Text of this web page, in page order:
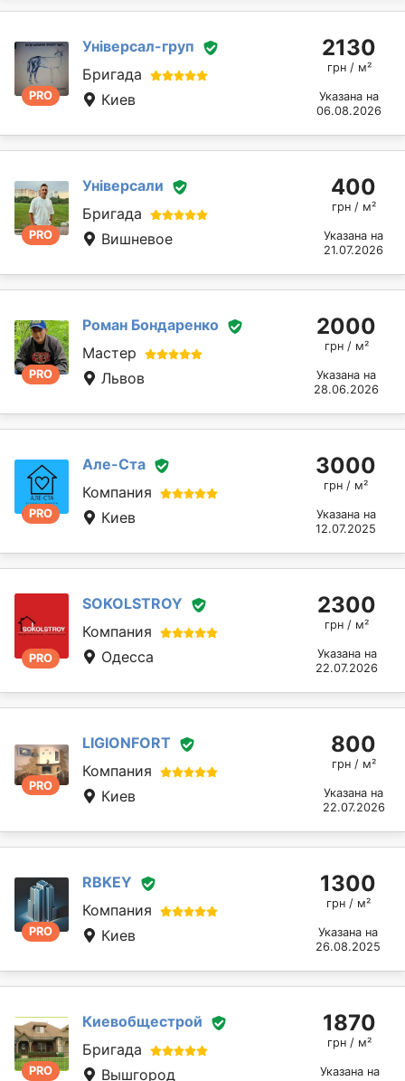
PRO
Універсал-груп
Бригада
Киев
2130
грн / м²
Указана на
06.08.2026
PRO
Універсали
Бригада
Вишневое
400
грн / м²
Указана на
21.07.2026
PRO
Роман Бондаренко
Мастер
Львов
2000
грн / м²
Указана на
28.06.2026
PRO
Але-Ста
Компания
Киев
3000
грн / м²
Указана на
12.07.2025
PRO
SOKOLSTROY
Компания
Одесса
2300
грн / м²
Указана на
22.07.2026
PRO
LIGIONFORT
Компания
Киев
800
грн / м²
Указана на
22.07.2026
PRO
RBKEY
Компания
Киев
1300
грн / м²
Указана на
26.08.2025
PRO
Киевобщестрой
Бригада
Вышгород
1870
грн / м²
Указана на